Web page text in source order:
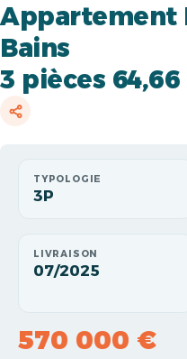
Appartement
Bains
3 pièces 64,66
TYPOLOGIE
3P
LIVRAISON
07/2025
570 000 €